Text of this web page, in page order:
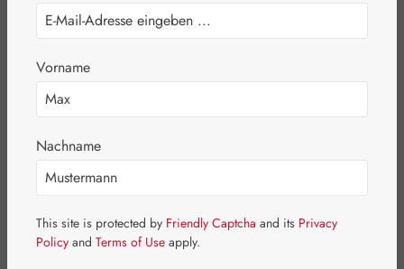
Bildergalerie überspringen
Vorname
Nachname
This site is protected by Friendly Captcha and its Privacy
Policy and Terms of Use apply.